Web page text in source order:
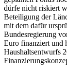
dürfe nicht riskiert
Beteiligung der
mit dem dafür
Bundesregierung
Euro finanziert und
Haushaltsentwurfs